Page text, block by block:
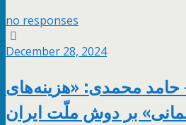
no responses
December 28, 2024
حامد محمدی: «هزینه‌های
بر دوش ملّت ایران